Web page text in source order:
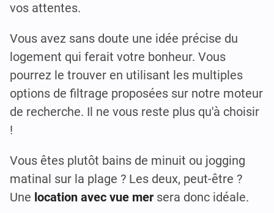
vos attentes.
Vous avez sans doute une idée précise du
logement qui ferait votre bonheur. Vous
pourrez le trouver en utilisant les multiples
options de filtrage proposées sur notre moteur
de recherche. Il ne vous reste plus qu'à choisir
!
Vous êtes plutôt bains de minuit ou jogging
matinal sur la plage ? Les deux, peut-être ?
Une location avec vue mer sera donc idéale.